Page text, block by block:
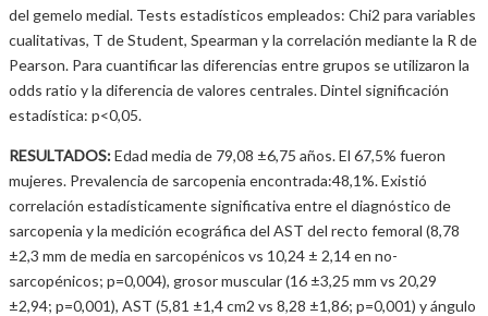
del gemelo medial. Tests estadísticos empleados: Chi2 para variables
cualitativas, T de Student, Spearman y la correlación mediante la R de
Pearson. Para cuantificar las diferencias entre grupos se utilizaron la
odds ratio y la diferencia de valores centrales. Dintel significación
estadística: p<0,05.
RESULTADOS:Edad media de 79,08 ±6,75 años. El 67,5% fueron
mujeres. Prevalencia de sarcopenia encontrada:48,1%. Existió
correlación estadísticamente significativa entre el diagnóstico de
sarcopenia y la medición ecográfica del AST del recto femoral (8,78
±2,3 mm de media en sarcopénicos vs 10,24 ± 2,14 en no-
sarcopénicos; p=0,004), grosor muscular (16 ±3,25 mm vs 20,29
±2,94; p=0,001), AST (5,81 ±1,4 cm2 vs 8,28 ±1,86; p=0,001) y ángulo